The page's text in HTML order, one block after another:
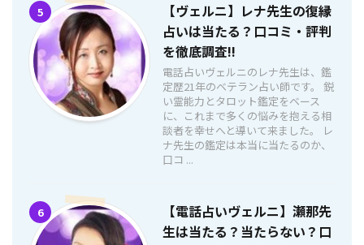
5
【ヴェルニ】レナ先生の復縁
占いは当たる？口コミ・評判
を徹底調査!!
電話占いヴェルニのレナ先生は、鑑
定歴21年のベテラン占い師です。 鋭
い霊能力とタロット鑑定をベース
に、これまで多くの悩みを抱える相
談者を幸せへと導いて来ました。 レ
ナ先生の鑑定は本当に当たるのか、
口コ ...
6
【電話占いヴェルニ】瀬那先
生は当たる？当たらない？口